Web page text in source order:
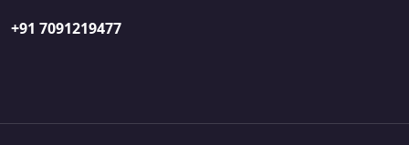
+91 7091219477